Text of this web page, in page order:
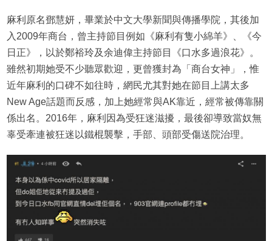
麻利原名鄧慧妍，畢業於中文大學新聞與傳播學院，其後加
入2009年商台，曾主持節目例如《麻利有隻小綿羊》、《今
日正》，以於鄭裕玲及余迪偉主持節目《口水多過浪花》。
雖然初期她受不少聽眾歡迎，更曾獲封為「商台女神」，惟
近年麻利的口碑不如往時，網民尤其對她在節目上講太多
New Age話題而反感，加上她經常與AK靠近，經常被傳靠關
係出名。2016年，麻利因為受狂迷滋擾，最後卻導致當奴無
辜受牽連被狂迷以鐵棍襲擊，手部、頭部受傷送院治理。